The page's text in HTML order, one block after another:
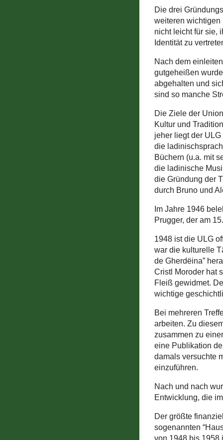
Die drei
weiteren wichtigen
nicht leicht für sie,
Identität zu
Nach dem
gutgeheißen
abgehalten und
sind so manche
Die Ziele der
Kultur und
jeher liegt der
die
Büchern (u.a. mit
die ladinische
die Gründung der
durch Bruno und
Im Jahre 1946
Prugger, der am
1948 ist die ULG
war die kulturelle
de Gherdëina”
Cristl Moroder hat
Fleiß gewidmet.
wichtige
Bei mehreren
arbeiten. Zu
zusammen zu
eine Publikation
damals versuchte
einzuführen.
Nach und nach
Entwicklung, die
Der größte
sogenannten
von 1948 bis 1958